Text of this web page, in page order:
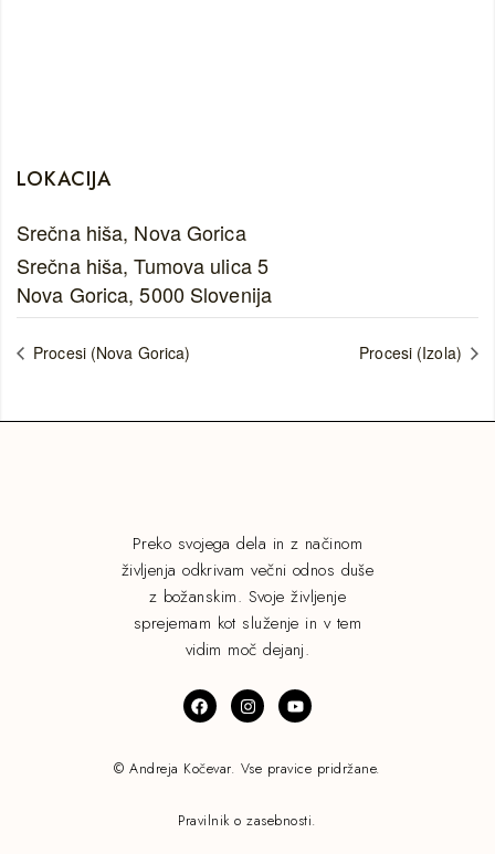
LOKACIJA
Srečna hiša, Nova Gorica
Srečna hiša, Tumova ulica 5
Nova Gorica, 5000 Slovenija
Procesi (Nova Gorica) Procesi (Izola)
Preko svojega dela in z načinom
življenja odkrivam večni odnos duše
z božanskim. Svoje življenje
sprejemam kot služenje in v tem
vidim moč dejanj.
© Andreja Kočevar. Vse pravice pridržane.
Pravilnik o zasebnosti.